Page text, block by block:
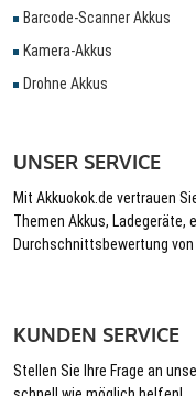
Barcode-Scanner Akkus
Kamera-Akkus
Drohne Akkus
UNSER SERVICE
Mit Akkuokok.de vertrauen
Themen Akkus, Ladegeräte,
Durchschnittsbewertung
KUNDEN SERVICE
Stellen Sie Ihre Frage an